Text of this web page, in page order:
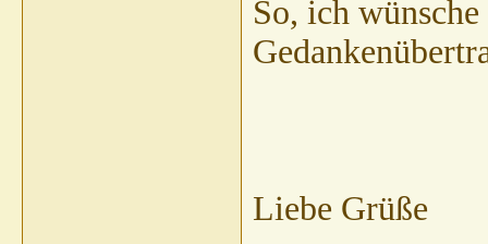
So, ich
Liebe Grüße